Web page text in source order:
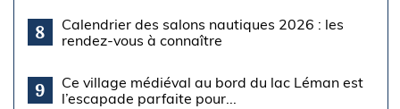
8
Calendrier des salons nautiques 2026 : les
rendez-vous à connaître
9
Ce village médiéval au bord du lac Léman est
l’escapade parfaite pour...